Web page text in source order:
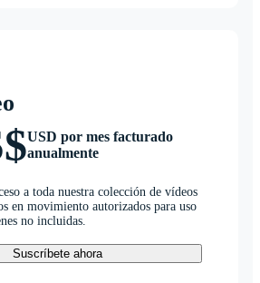
USD por mes facturado
anualmente
a toda nuestra colección de vídeos
en movimiento autorizados para uso
no incluidas.
Suscríbete ahora